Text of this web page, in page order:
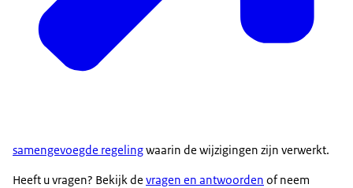
samengevoegde regelingwaarin de wijzigingen zijn verwerkt.
Heeft u vragen? Bekijk de vragen en antwoorden of neem